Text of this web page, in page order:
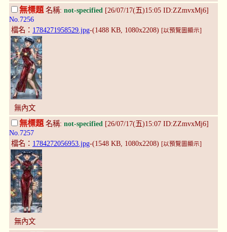
無標題 名稱: not-specified [26/07/17(五)15:05 ID:ZZmvxMj6]
No.7256
檔名： 1784271958529.jpg-(1488 KB, 1080x2208) [以預覽圖顯示]
無內文
無標題 名稱: not-specified [26/07/17(五)15:07 ID:ZZmvxMj6]
No.7257
檔名： 1784272056953.jpg-(1548 KB, 1080x2208) [以預覽圖顯示]
無內文